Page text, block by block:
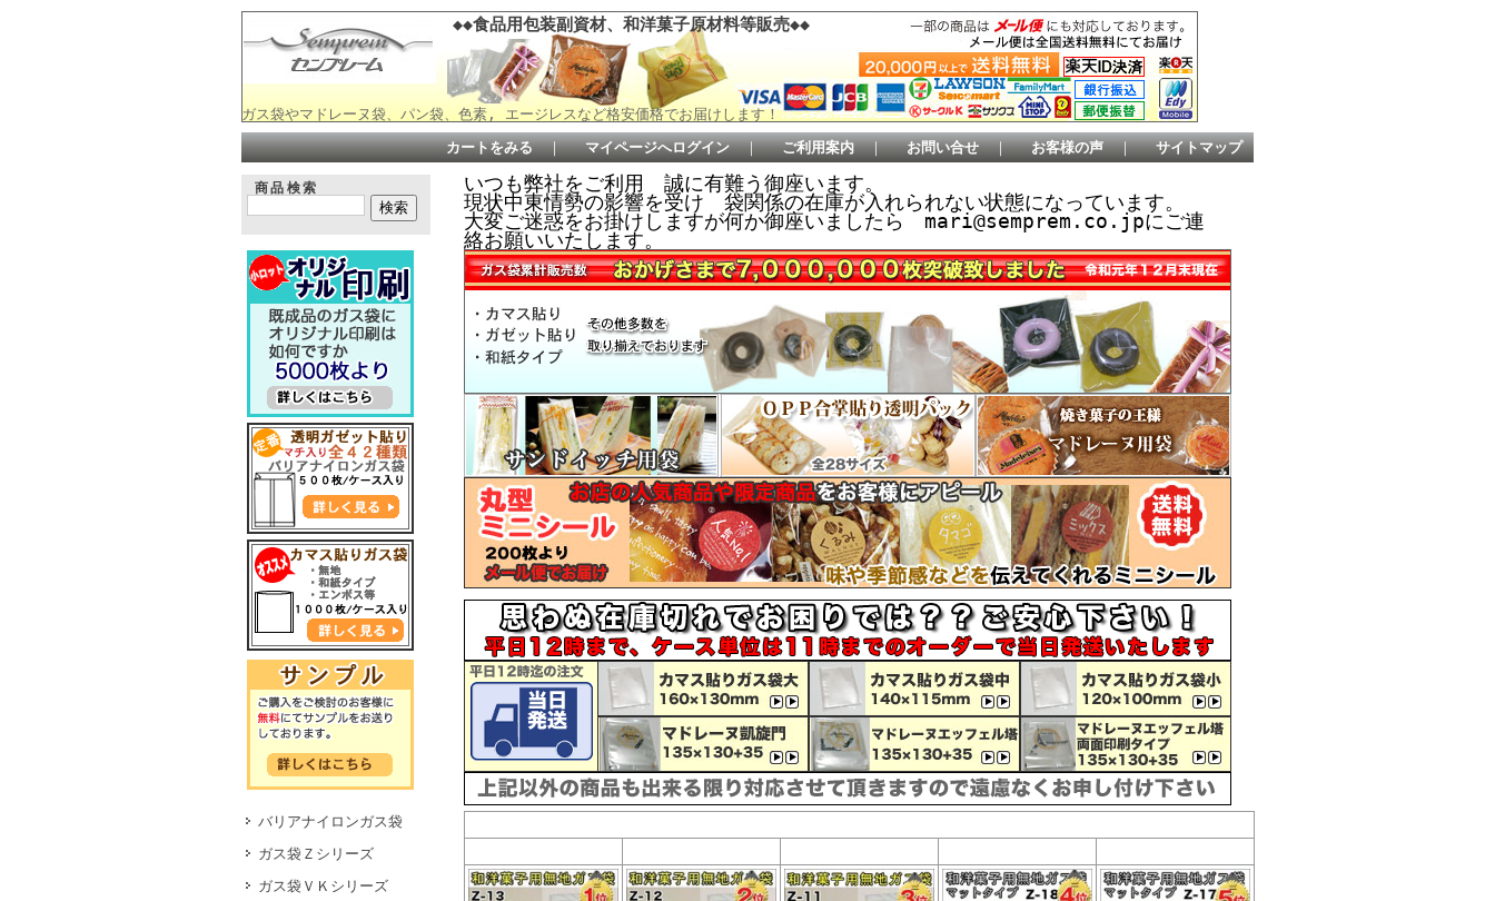
◆◆食品用包装副資材、和洋菓子原材料等販売◆◆
ガス袋やマドレーヌ袋、パン袋、色素, エージレスなど格安価格でお届けします！
カートをみる ｜ マイページへログイン ｜ ご利用案内 ｜ お問い合せ ｜ お客様の声 ｜ サイトマップ
商品検索
バリアナイロンガス袋
ガス袋Ｚシリーズ
ガス袋ＶＫシリーズ
いつも弊社をご利用 誠に有難う御座います。
現状中東情勢の影響を受け 袋関係の在庫が入れられない状態になっています。
大変ご迷惑をお掛けしますが何か御座いましたら mari@semprem.co.jpにご連
絡お願いいたします。